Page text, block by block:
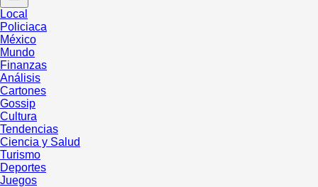
Local
Policiaca
México
Mundo
Finanzas
Análisis
Cartones
Gossip
Cultura
Tendencias
Ciencia y Salud
Turismo
Deportes
Juegos